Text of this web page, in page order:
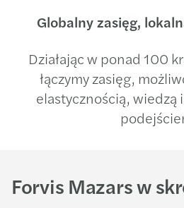
Globalny zasięg,
Działając w ponad 100
łączymy zasięg,
elastycznością,
Forvis Mazars w